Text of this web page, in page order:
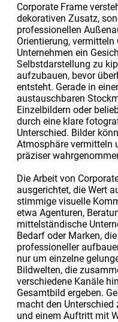
Corporate Frame
dekorativen Zusatz,
professionellen
Orientierung,
Unternehmen ein
Selbstdarstellung zu
aufzubauen, bevor
entsteht. Gerade in
austauschbaren
Einzelbildern oder
durch eine klare
Unterschied. Bilder
Atmosphäre vermitteln
präziser
Die Arbeit von
ausgerichtet, die Wert
stimmige visuelle
etwa Agenturen,
mittelständische
Bedarf oder Marken,
professioneller
nur um einzelne
Bildwelten, die
verschiedene Kanäle
Gesamtbild ergeben.
macht den
und einem Auftritt mit